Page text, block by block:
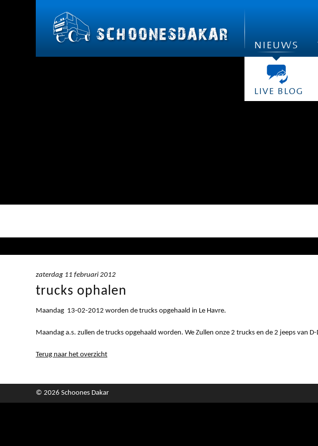
nieuws
live blog
zaterdag 11 februari 2012
trucks ophalen
Maandag 13-02-2012 worden de trucks opgehaald in Le Havre.
Maandag a.s. zullen de trucks opgehaald worden. We Zullen onze 2 trucks en de 2 jeeps van D-
Terug naar het overzicht
© 2026 Schoones Dakar